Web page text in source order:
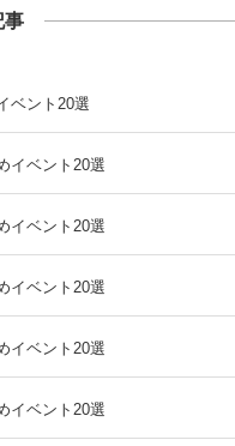
事
ベント20選
イベント20選
イベント20選
イベント20選
イベント20選
イベント20選